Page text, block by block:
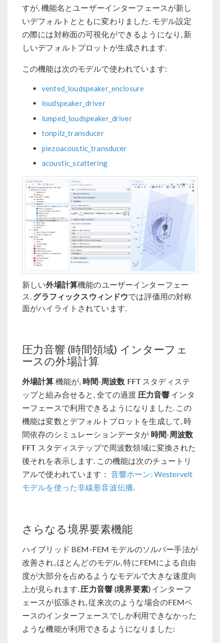
すが, 機能名とユーザーインターフェースが新し
いデフォルトとともに変わりました. モデル設定
の際には対称面の可視化ができるようになり, 新
しいデフォルトプロットが生成されます.
この機能は次のモデルで使われています:
vented_loudspeaker_enclosure
loudspeaker_driver
lumped_loudspeaker_driver
tonpilz_transducer
piezoacoustic_transducer
acoustic_scattering
新しい外場計算機能のユーザーインターフェー
ス. グラフィックスウィンドウでは評価用の対称
面がハイライトされています.
圧力音響 (時間領域) インターフェ
ースの外場計算
外場計算 機能が, 時間-周波数 FFT スタディステ
ップと組み合せると, 全ての過渡 圧力音響 インタ
ーフェースで利用できるようになりました. この
機能は変数とデフォルトプロットを生成して, 時
間依存のシミュレーションデータが 時間-周波数
FFT スタディステップで周波数領域に変換された
後それを表示します. この機能は次のチュートリ
アルで使われています： 音響ホーン: Westervelt
モデルを使った非線形音波伝播.
さらなる境界要素機能
ハイブリッド BEM-FEM モデルのソルバー手法が
改善され, ほとんどのモデル, 特にFEMによる自由
度が大部分を占めるようなモデルで大きな速度向
上が見られます.圧力音響 (境界要素) インターフ
ェースが拡張され, 従来次のような場合のFEMベ
ースのインターフェースでしか利用できなかった
ような機能が利用できるようになりました: